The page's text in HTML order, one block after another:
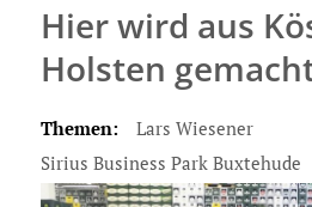
Hier wird aus
Holsten
Themen:
Lars Wiesener
Sirius Business Park Buxtehude